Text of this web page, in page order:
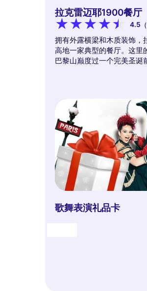
拉克雷迈耶1900餐厅
4.5
拥有外露横梁和木质装饰
高地一家典型的餐厅。这里
巴黎山巅度过一个完美圣诞
歌舞表演礼品卡